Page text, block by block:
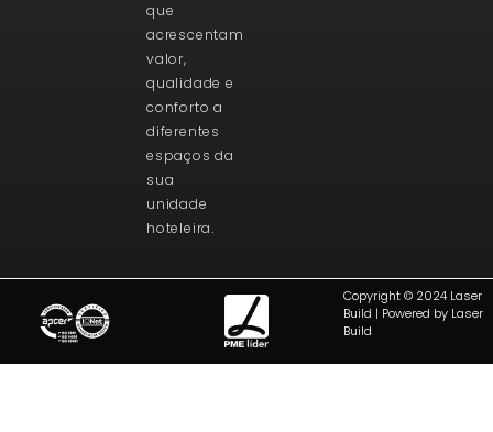
que
acrescentam
valor,
qualidade e
conforto a
diferentes
espaços da
sua
unidade
hoteleira.
Copyright © 2024 Laser
Build | Powered by Laser
Build